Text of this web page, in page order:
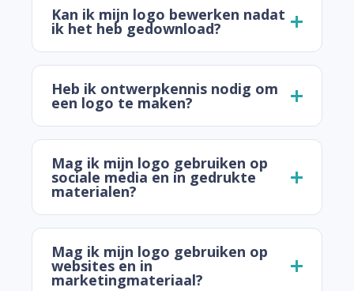
Kan ik mijn logo bewerken nadat
ik het heb gedownload?
Heb ik ontwerpkennis nodig om
een logo te maken?
Mag ik mijn logo gebruiken op
sociale media en in gedrukte
materialen?
Mag ik mijn logo gebruiken op
websites en in
marketingmateriaal?